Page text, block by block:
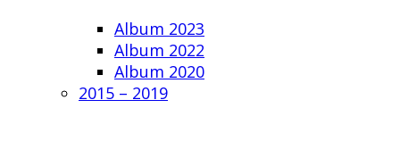
Album 2023
Album 2022
Album 2020
2015 – 2019